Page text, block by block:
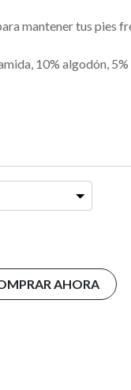
mantener tus pies
10% algodón,
AHORA